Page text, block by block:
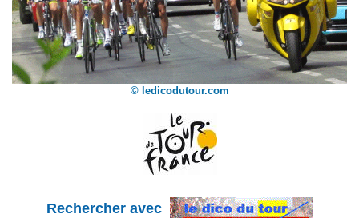
© ledicodutour.com
Rechercher avec